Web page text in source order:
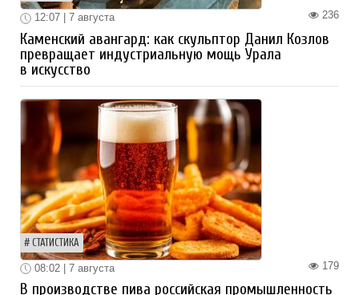
236
12:07 | 7 августа
Каменский авангард: как скульптор Данил Козлов
превращает индустриальную мощь Урала
в искусство
СТАТИСТИКА
179
08:02 | 7 августа
В производстве пива российская промышленность